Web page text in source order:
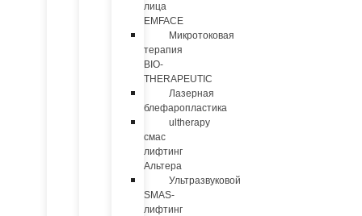
лица
EMFACE
Микротоковая
терапия
BIO-
THERAPEUTIC
Лазерная
блефаропластика
ultherapy
смас
лифтинг
Альтера
Ультразвуковой
SMAS-
лифтинг